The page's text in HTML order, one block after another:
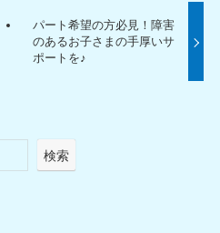
パート希望の方必見！障害
のあるお子さまの手厚いサ
ポートを♪
検索